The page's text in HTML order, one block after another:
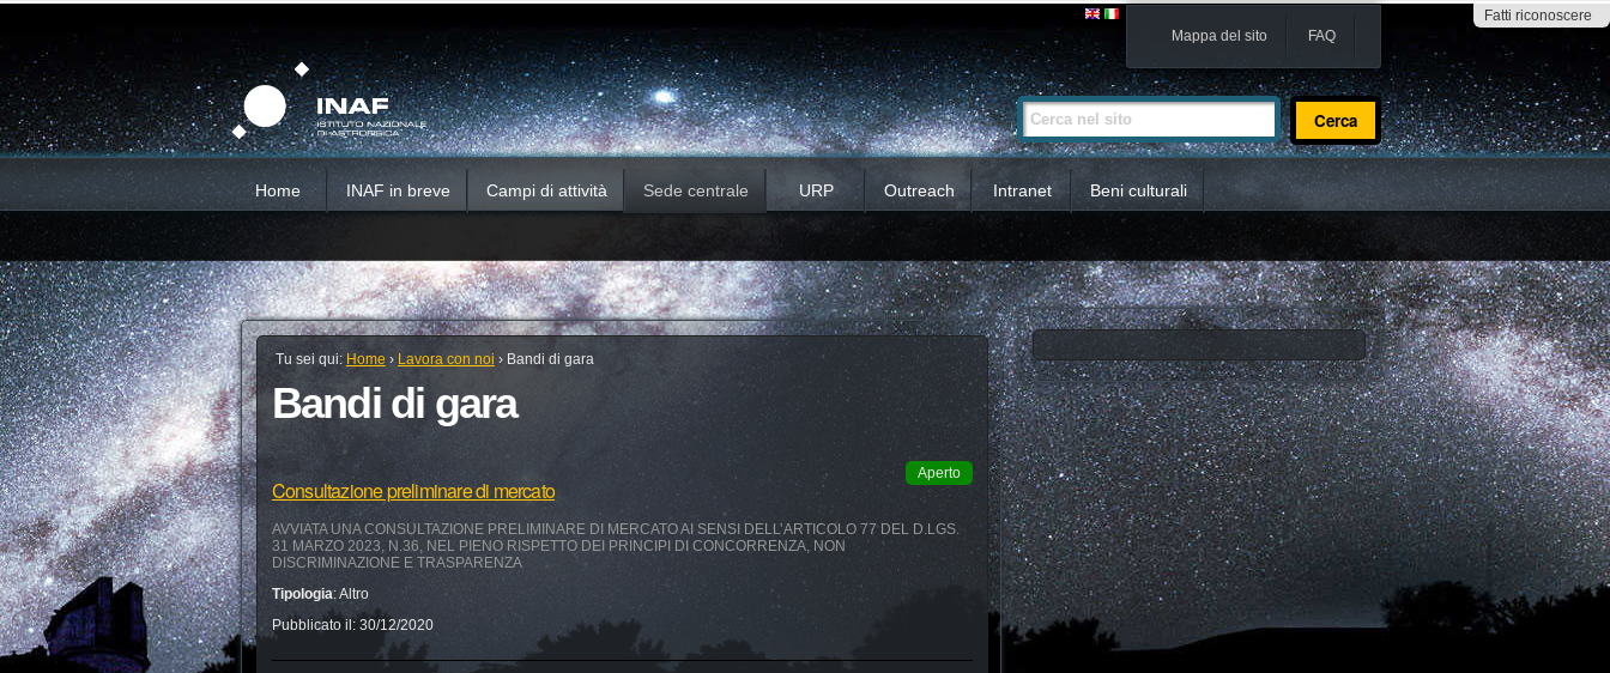
Fatti riconoscere
contenuti.
Salta
alla
navigazione
Mappa del sito FAQ
Cerca nel sito
Ricerca
avanzata…
Home INAF in breve Campi di attività Sede centrale URP Outreach Intranet Beni culturali
Tu sei qui: Home › Lavora con noi › Bandi di gara
Bandi di gara
Aperto
Consultazione preliminare di mercato
AVVIATA UNA CONSULTAZIONE PRELIMINARE DI MERCATO AI SENSI DELL’ARTICOLO 77 DEL D.LGS.
31 MARZO 2023, N.36, NEL PIENO RISPETTO DEI PRINCIPI DI CONCORRENZA, NON
DISCRIMINAZIONE E TRASPARENZA
Tipologia:Altro
Pubblicato il: 30/12/2020